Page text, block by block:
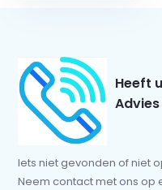
Heeft
Iets niet gevonden of niet
Neem contact met ons op